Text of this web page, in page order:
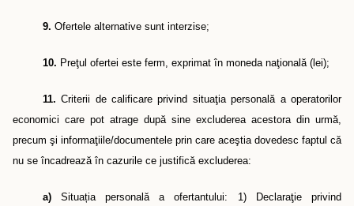
9. Ofertele alternative sunt interzise;
10. Preţul ofertei este ferm, exprimat în moneda naţională (lei);
11. Criterii de calificare privind situaţia personală a operatorilor
economici care pot atrage după sine excluderea acestora din urmă,
precum şi informaţiile/documentele prin care aceştia dovedesc faptul că
nu se încadrează în cazurile ce justifică excluderea:
a)Situația personală a ofertantului: 1) Declaraţie privind